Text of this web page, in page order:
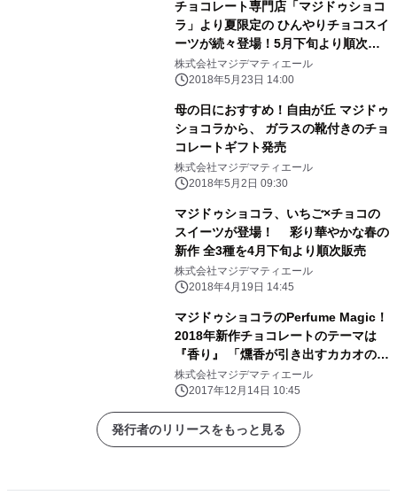
チョコレート専門店「マジドゥショコ
ラ」より夏限定の ひんやりチョコスイ
ーツが続々登場！5月下旬より順次販
売
株式会社マジデマティエール
2018年5月23日 14:00
母の日におすすめ！自由が丘 マジドゥ
ショコラから、 ガラスの靴付きのチョ
コレートギフト発売
株式会社マジデマティエール
2018年5月2日 09:30
マジドゥショコラ、いちご×チョコの
スイーツが登場！ 彩り華やかな春の
新作 全3種を4月下旬より順次販売
株式会社マジデマティエール
2018年4月19日 14:45
マジドゥショコラのPerfume Magic！
2018年新作チョコレートのテーマは
『香り』 「燻香が引き出すカカオの魅
力～煙～」 「はじけるジンジャー～花
火～」など 進化系ビーントゥバー『フ
レーバーチョコ』を販売開始
株式会社マジデマティエール
2017年12月14日 10:45
発行者のリリースをもっと見る